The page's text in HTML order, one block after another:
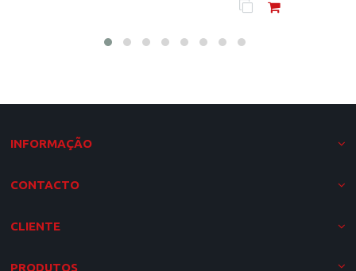
INFORMAÇÃO
CONTACTO
CLIENTE
PRODUTOS